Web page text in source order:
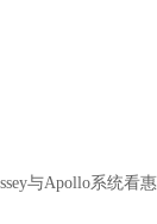
与Apollo系统看